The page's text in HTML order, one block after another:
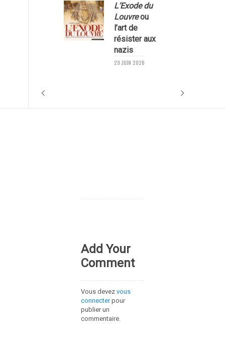
L’Exode du
Louvreou
l’art de
résister aux
nazis
23 JUIN 2026
Add Your
Comment
Vous devez vous
connecterpour
publier un
commentaire.